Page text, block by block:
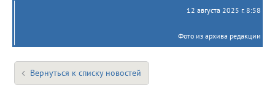
12 августа 2025 г. 8:58
Фото из архива редакции
Вернуться к списку новостей